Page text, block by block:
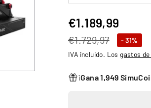
Precio
habitual
€1.729,97€1.729,97
Precio
oferta
€1.189,99
- 31%
IVA incluido. Losgastos de
¡Gana 1,949